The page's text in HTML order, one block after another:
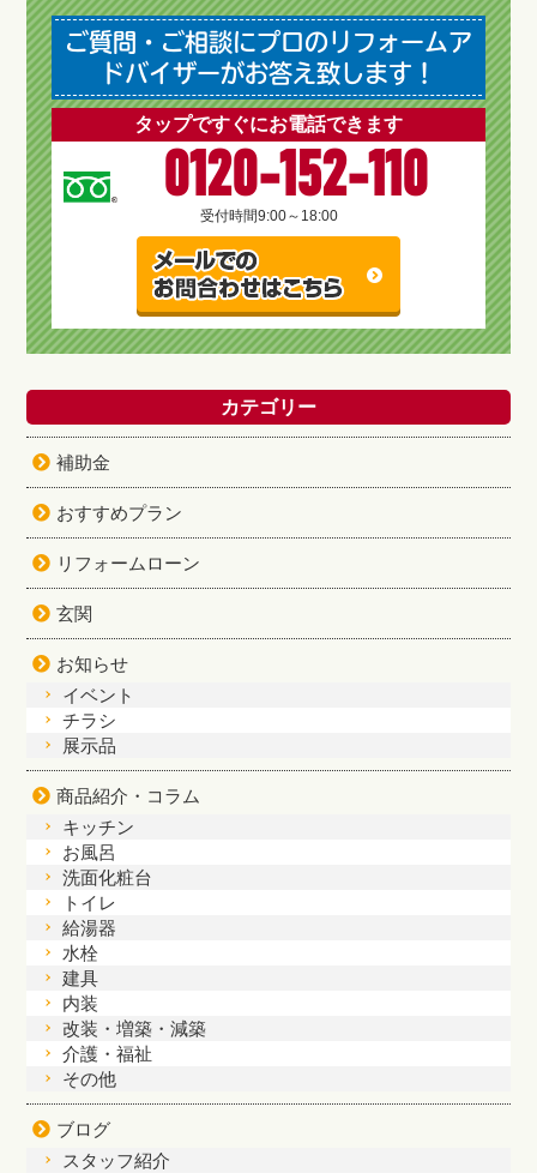
ご質問・ご相談にプロのリフォームア
ドバイザーがお答え致します！
タップですぐにお電話できます
0120-152-110
受付時間9:00～18:00
カテゴリー
補助金
おすすめプラン
リフォームローン
玄関
お知らせ
イベント
チラシ
展示品
商品紹介・コラム
キッチン
お風呂
洗面化粧台
トイレ
給湯器
水栓
建具
内装
改装・増築・減築
介護・福祉
その他
ブログ
スタッフ紹介